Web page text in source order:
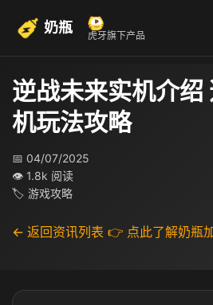
奶瓶 虎牙旗下产品
逆战未来实机介绍
机玩法攻略
📅 04/07/2025
👁 1.8k 阅读
🏷 游戏攻略
← 返回资讯列表 👉 点此了解奶瓶